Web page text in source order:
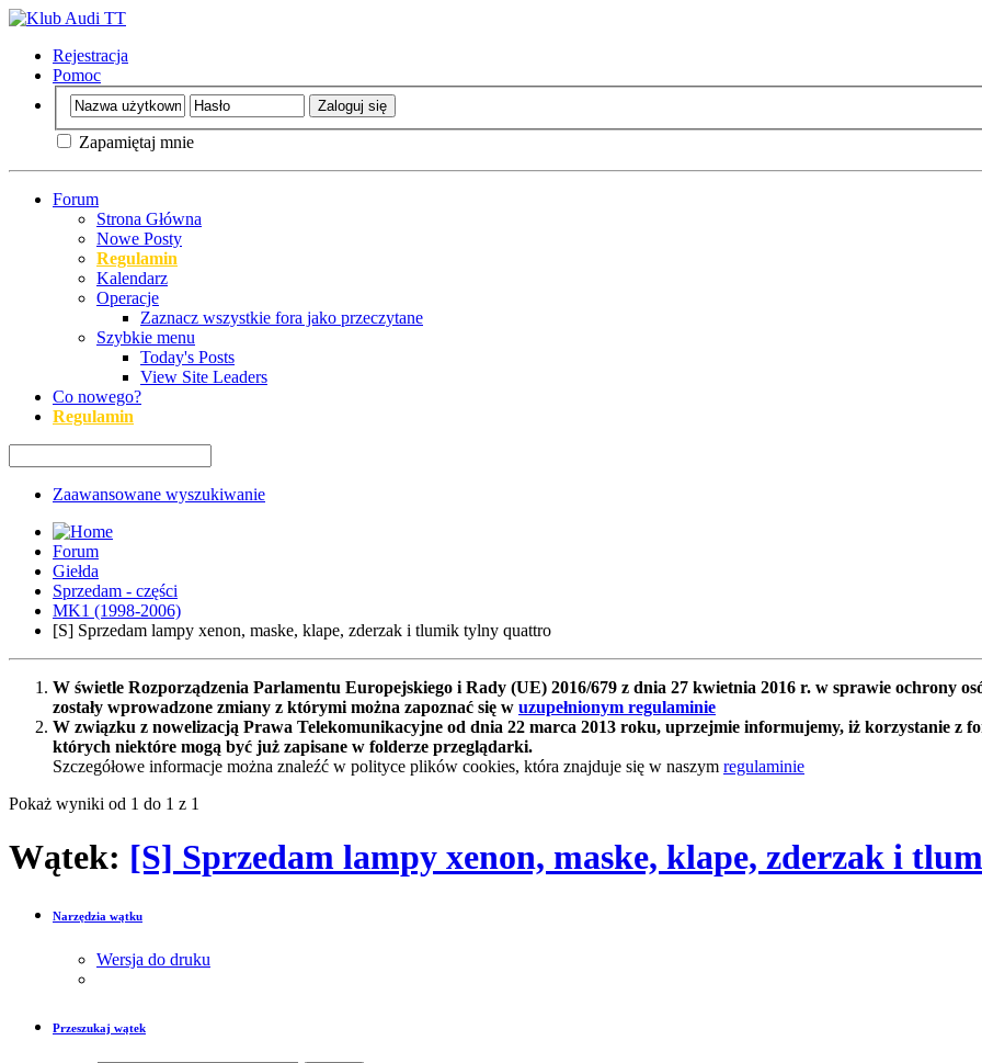
Rejestracja
Pomoc
Zapamiętaj mnie
Forum
Strona Główna
Nowe Posty
Regulamin
Kalendarz
Operacje
Zaznacz wszystkie fora jako przeczytane
Szybkie menu
Today's Posts
View Site Leaders
Co nowego?
Regulamin
Zaawansowane wyszukiwanie
Forum
Giełda
Sprzedam - części
MK1 (1998-2006)
[S] Sprzedam lampy xenon, maske, klape, zderzak i tlumik tylny quattro
W świetle Rozporządzenia Parlamentu Europejskiego i Rady (UE) 2016/679 z dnia 27 kwietnia 2016 r. w sprawie ochrony
zostały wprowadzone zmiany z którymi można zapoznać się w uzupełnionym regulaminie
W związku z nowelizacją Prawa Telekomunikacyjne od dnia 22 marca 2013 roku, uprzejmie informujemy, iż korzystanie z
których niektóre mogą być już zapisane w folderze przeglądarki.
Szczegółowe informacje można znaleźć w polityce plików cookies, która znajduje się w naszym regulaminie
Pokaż wyniki od 1 do 1 z 1
Wątek: [S] Sprzedam lampy xenon, maske, klape, zderzak i
Narzędzia wątku
Wersja do druku
Przeszukaj wątek